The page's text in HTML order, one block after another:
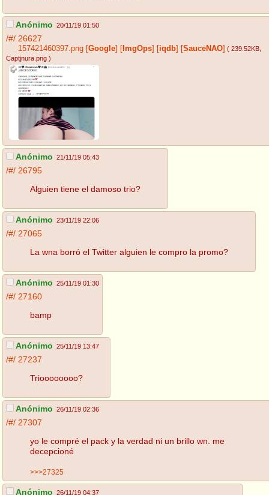
Anónimo 20/11/19 01:50
/#/ 26627
157421460397.png Google ImgOps iqdb SauceNAO ( 239.52KB,
Captjnura.png )
Anónimo 21/11/19 05:43
/#/ 26795
Alguien tiene el damoso trio?
Anónimo 23/11/19 22:06
/#/ 27065
La wna borró el Twitter alguien le compro la promo?
Anónimo 25/11/19 01:30
/#/ 27160
bamp
Anónimo 25/11/19 13:47
/#/ 27237
Trioooooooo?
Anónimo 26/11/19 02:36
/#/ 27307
yo le compré el pack y la verdad ni un brillo wn. me
decepcioné
>>>27325
Anónimo 26/11/19 04:37